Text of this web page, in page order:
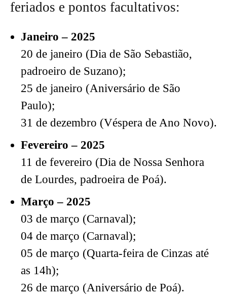
feriados e pontos facultativos:
Janeiro – 2025
20 de janeiro (Dia de São Sebastião,
padroeiro de Suzano);
25 de janeiro (Aniversário de São
Paulo);
31 de dezembro (Véspera de Ano Novo).
Fevereiro – 2025
11 de fevereiro (Dia de Nossa Senhora
de Lourdes, padroeira de Poá).
Março – 2025
03 de março (Carnaval);
04 de março (Carnaval);
05 de março (Quarta-feira de Cinzas até
as 14h);
26 de março (Aniversário de Poá).